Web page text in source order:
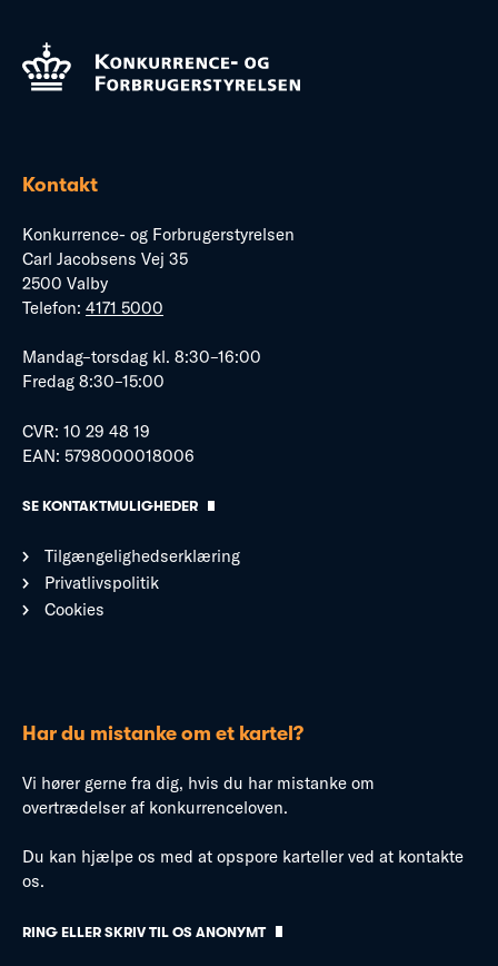
Kontakt
Konkurrence- og Forbrugerstyrelsen
Carl Jacobsens Vej 35
2500 Valby
Telefon: 4171 5000
Mandag–torsdag kl. 8:30–16:00
Fredag 8:30–15:00
CVR: 10 29 48 19
EAN: 5798000018006
SE KONTAKTMULIGHEDER
Tilgængelighedserklæring
Privatlivspolitik
Cookies
Har du mistanke om et kartel?
Vi hører gerne fra dig, hvis du har mistanke om
overtrædelser af konkurrenceloven.
Du kan hjælpe os med at opspore karteller ved at kontakte
os.
RING ELLER SKRIV TIL OS ANONYMT